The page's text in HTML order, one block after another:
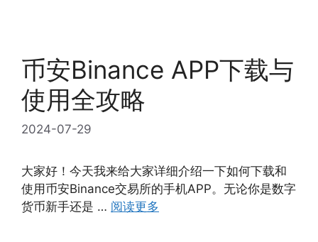
币安Binance APP下载与
使用全攻略
2024-07-29
大家好！今天我来给大家详细介绍一下如何下载和
使用币安Binance交易所的手机APP。无论你是数字
货币新手还是 … 阅读更多